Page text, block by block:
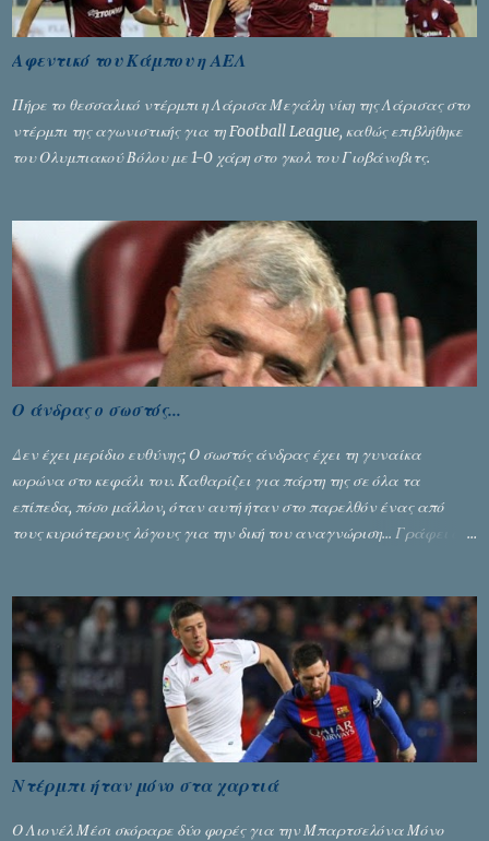
Αφεντικό του Κάμπου η ΑΕΛ
Πήρε το θεσσαλικό ντέρμπι η Λάρισα Μεγάλη νίκη της Λάρισας στο
ντέρμπι της αγωνιστικής για τη Football League, καθώς επιβλήθηκε
του Ολυμπιακού Βόλου με 1-0 χάρη στο γκολ του Γιοβάνοβιτς.
Ο άνδρας ο σωστός...
Δεν έχει μερίδιο ευθύνης; Ο σωστός άνδρας έχει τη γυναίκα
κορώνα στο κεφάλι του. Καθαρίζει για πάρτη της σε όλα τα
επίπεδα, πόσο μάλλον, όταν αυτή ήταν στο παρελθόν ένας από
τους κυριότερους λόγους για την δική του αναγνώριση... Γράφει ο
Ντέρμπι ήταν μόνο στα χαρτιά
Ο Λιονέλ Μέσι σκόραρε δύο φορές για την Μπαρτσελόνα Μόνο